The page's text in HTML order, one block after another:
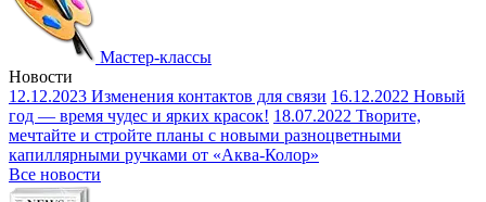
Мастер-классы
Новости
12.12.2023 Изменения контактов для связи 16.12.2022 Новый
год — время чудес и ярких красок! 18.07.2022 Творите,
мечтайте и стройте планы с новыми разноцветными
капиллярными ручками от «Аква-Колор»
Все новости